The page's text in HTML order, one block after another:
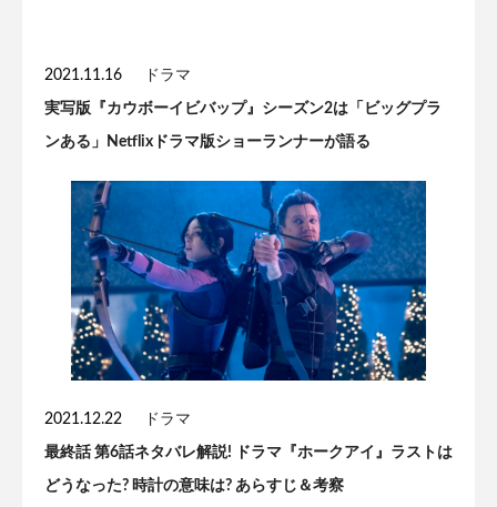
2021.11.16 ドラマ
実写版『カウボーイビバップ』シーズン2は「ビッグプラ
ンある」Netflixドラマ版ショーランナーが語る
2021.12.22 ドラマ
最終話 第6話ネタバレ解説! ドラマ『ホークアイ』ラストは
どうなった? 時計の意味は? あらすじ＆考察